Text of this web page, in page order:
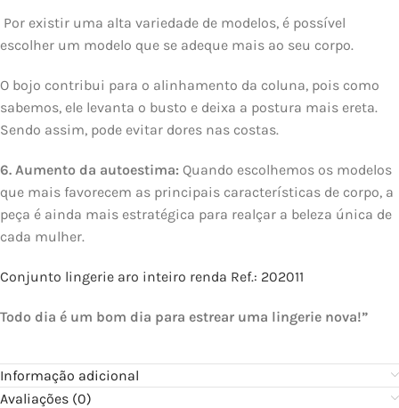
Por existir uma alta variedade de modelos, é possível
escolher um modelo que se adeque mais ao seu corpo.
O bojo contribui para o alinhamento da coluna, pois como
sabemos, ele levanta o busto e deixa a postura mais ereta.
Sendo assim, pode evitar dores nas costas.
6. Aumento da autoestima: Quando escolhemos os modelos
que mais favorecem as principais características de corpo, a
peça é ainda mais estratégica para realçar a beleza única de
cada mulher.
Conjunto lingerie aro inteiro renda Ref.: 202011
Todo dia é um bom dia para estrear uma lingerie nova!”
Informação adicional
Avaliações (0)